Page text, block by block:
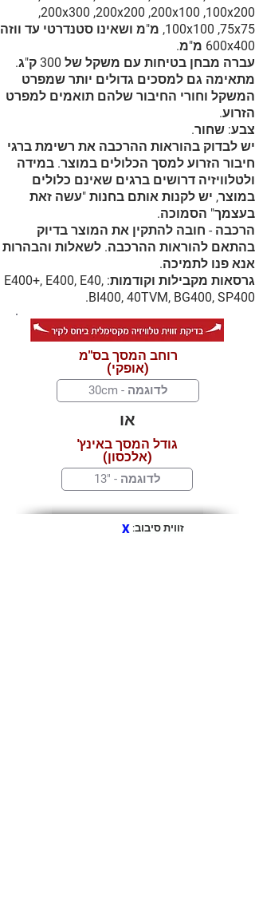
,200x300 ,200x200 ,200x100 ,100x200
,100x100 ,75x75 מ"מ ושאינו סטנדרטי עד ווזה
600x400 מ"מ.
עברה מבחן בטיחות עם משקל של 300 ק"ג.
מתאימה גם למסכים גדולים יותר שמפרט
המשקל וחורי החיבור שלהם תואמים למפרט
הזרוע.
צבע: שחור.
יש לבדוק בהוראות ההרכבה את רשימת ברגי
חיבור הזרוע למסך הכלולים במוצר. במידה
ולטלוויזיה דרושים ברגים שאינם כלולים
במוצר, יש לקנות אותם בחנות "עשה זאת
בעצמך" הסמוכה.
הרכבה - חובה להתקין את המוצר בדיוק
בהתאם להוראות ההרכבה. לשאלות והבהרות
אנא פנו לתמיכה.
גרסאות מקבילות וקודמות: E400+, E400, E40,
BI400, 40TVM, BG400, SP400.
רוחב המסך בס"מ
(אופקי)
או
גודל המסך באינץ'
(אלכסון)
זווית סיבוב: X